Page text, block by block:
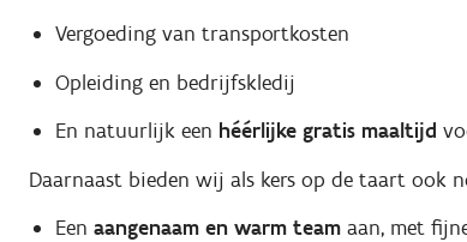
Vergoeding van transportkosten
Opleiding en bedrijfskledij
En natuurlijk een héérlijke gratis maaltijd
Daarnaast bieden wij als kers op de taart ook
Een aangenaam en warm teamaan, met